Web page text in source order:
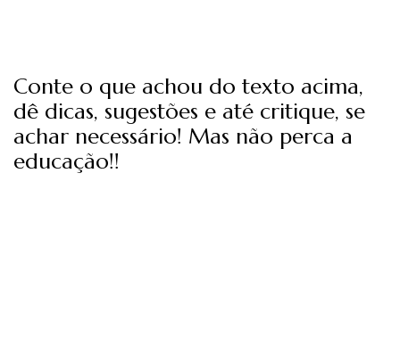
Conte o que achou do texto acima,
dê dicas, sugestões e até critique, se
achar necessário! Mas não perca a
educação!!